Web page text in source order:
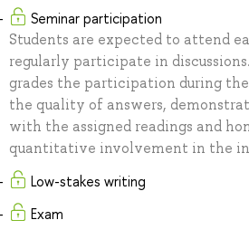
Seminar participation
Students are expected to attend
regularly participate in
grades the participation during the
the quality of answers,
with the assigned readings and
quantitative involvement in the
Low-stakes writing
Exam